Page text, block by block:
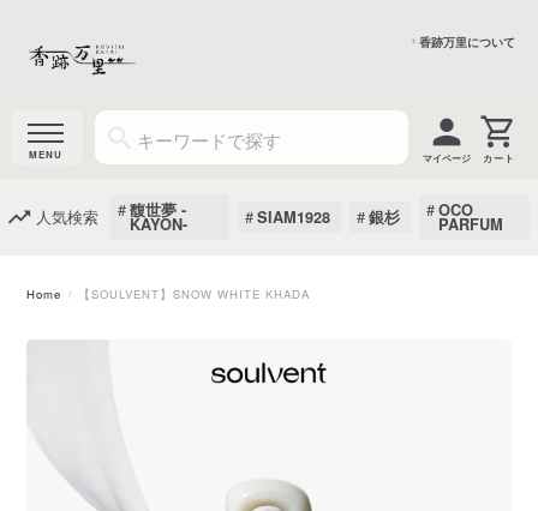
香跡万里について
マイページ
人気検索 馥世夢 -
KAYON- SIAM1928 銀杉 OCO
PARFUM
Home 【SOULVENT】SNOW WHITE KHADA